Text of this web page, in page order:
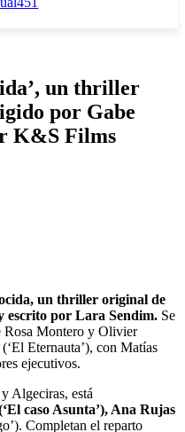
un thriller
por Gabe
K&S Films
un thriller original de
escrito por Lara Sendim. Se
Rosa Montero y Olivier
Eternauta’), con Matías
ejecutivos.
Algeciras, está
caso Asunta’), Ana Rujas
Completan el reparto